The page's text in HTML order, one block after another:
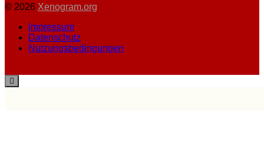
© 2026 Xenogram.org
Impressum
Datenschutz
Nutzungsbedingungen